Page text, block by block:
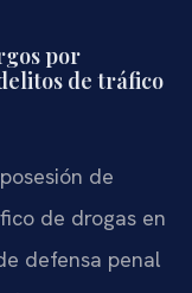
por
de tráfico
de
de drogas en
defensa penal